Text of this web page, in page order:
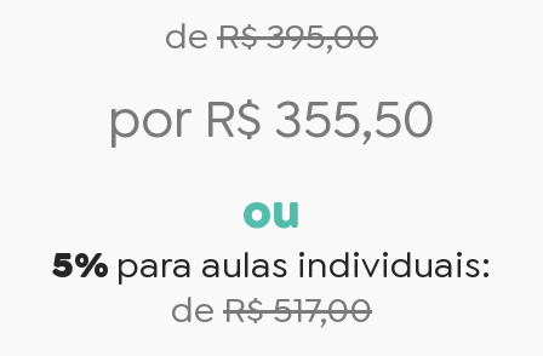
de R$ 395,00
por R$ 355,50
ou
5% para aulas individuais:
de R$ 517,00